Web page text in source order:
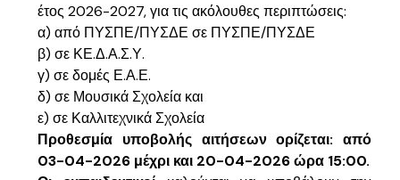
έτος 2026-2027, για τις ακόλουθες περιπτώσεις:
α) από ΠΥΣΠΕ/ΠΥΣΔΕ σε ΠΥΣΠΕ/ΠΥΣΔΕ
β) σε ΚΕ.Δ.Α.Σ.Υ.
γ) σε δομές Ε.Α.Ε.
δ) σε Μουσικά Σχολεία και
ε) σε Καλλιτεχνικά Σχολεία
Προθεσμία υποβολής αιτήσεων ορίζεται: από
03-04-2026 μέχρι και 20-04-2026 ώρα 15:00.